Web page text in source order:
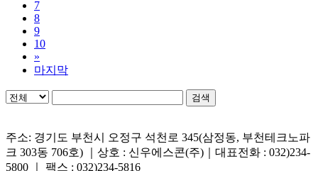
7
8
9
10
»
마지막
검색
주소: 경기도 부천시 오정구 석천로 345(삼정동, 부천테크노파
크 303동 706호) ｜상호 : 신우에스콘(주)｜대표전화 : 032)234-
5800 ｜ 팩스 : 032)234-5816